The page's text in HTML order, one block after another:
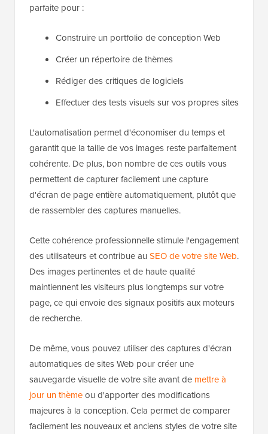
parfaite pour :
Construire un portfolio de conception Web
Créer un répertoire de thèmes
Rédiger des critiques de logiciels
Effectuer des tests visuels sur vos propres sites
L'automatisation permet d'économiser du temps et
garantit que la taille de vos images reste parfaitement
cohérente. De plus, bon nombre de ces outils vous
permettent de capturer facilement une capture
d'écran de page entière automatiquement, plutôt que
de rassembler des captures manuelles.
Cette cohérence professionnelle stimule l'engagement
des utilisateurs et contribue au SEO de votre site Web.
Des images pertinentes et de haute qualité
maintiennent les visiteurs plus longtemps sur votre
page, ce qui envoie des signaux positifs aux moteurs
de recherche.
De même, vous pouvez utiliser des captures d'écran
automatiques de sites Web pour créer une
sauvegarde visuelle de votre site avant de mettre à
jour un thèmeou d'apporter des modifications
majeures à la conception. Cela permet de comparer
facilement les nouveaux et anciens styles de votre site